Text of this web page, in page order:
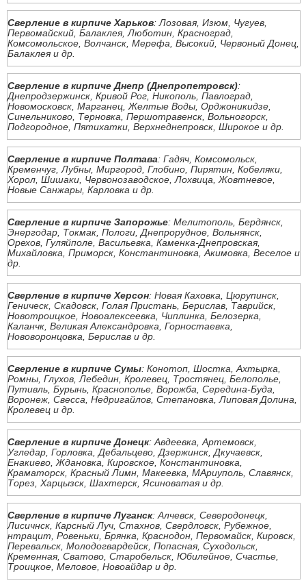
Сверление в кирпиче Харьков: Лозовая, Изюм, Чугуев,
Первомайский, Балаклея, Люботин, Красноград,
Комсомольское, Волчанск, Мерефа, Высокий, Червоный Донец,
Балаклея и др.
Сверление в кирпиче Днепр (Днепропетровск):
Днепродзержинск, Кривой Рог, Никополь, Павлоград,
Новомосковск, Марганец, Желтые Воды, Орджоникидзе,
Синельниково, Терновка, Першотравенск, Вольногорск,
Подгородное, Пятихатки, Верхнеднепровск, Широкое и др.
Сверление в кирпиче Полтава: Гадяч, Комсомольск,
Кременчуг, Лубны, Миргород, Глобино, Пирятин, Кобеляки,
Хорол, Шишаки, Червонозаводское, Лохвица, Жовтневое,
Новые Санжары, Карловка и др.
Сверление в кирпиче Запорожье: Мелитополь, Бердянск,
Энергодар, Токмак, Пологи, Днепрорудное, Вольнянск,
Орехов, Гуляйполе, Васильевка, Каменка-Днепровская,
Михайловка, Приморск, Константиновка, Акимовка, Веселое и
др.
Сверление в кирпиче Херсон: Новая Каховка, Цюрупинск,
Геническ, Скадовск, Голая Пристань, Берислав, Таврийск,
Новотроицкое, Новоалексеевка, Чиплинка, Белозерка,
Каланчк, Великая Александровка, Горностаевка,
Нововоронцовка, Берислав и др.
Сверление в кирпиче Сумы: Конотоп, Шостка, Ахтырка,
Ромны, Глухов, Лебедин, Кролевец, Тростянец, Белополье,
Путивль, Бурынь, Краснополье, Ворожба, Середина-Буда,
Воронеж, Свесса, Недригайлов, Степановка, Липовая Долина,
Кролевец и др.
Сверление в кирпиче Донецк: Авдеевка, Артемовск,
Угледар, Горловка, Дебальцево, Дзержинск, Дкучаевск,
Енакиево, Ждановка, Кировское, Константиновка,
Краматорск, Красный Лимн, Макеевка, МАриуполь, Славянск,
Торез, Харцызск, Шахтерск, Ясиноватая и др.
Сверление в кирпиче Луганск: Алчевск, Северодонецк,
Лисичнск, Карсный Луч, Стахнов, Свердловск, Рубежное,
нтрацит, Ровеньки, Брянка, Краснодон, Первомайск, Кировск,
Перевальск, Молодогвардейск, Попасная, Суходольск,
Кременная, Сватово, Старобельск, Юбилейное, Счастье,
Троицкое, Меловое, Новоайдар и др.